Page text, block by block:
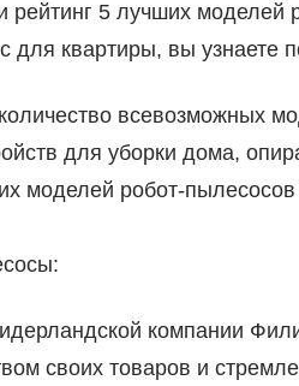
рейтинг 5 лучших
для квартиры, вы узнаете
всевозможных
для уборки дома,
моделей робот-
компании
своих товаров и